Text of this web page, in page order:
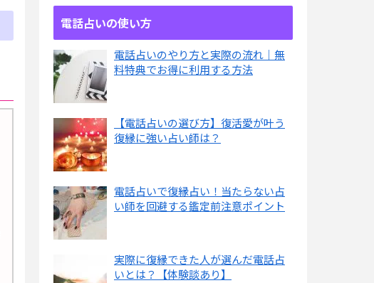
電話占いの使い方
電話占いのやり方と実際の流れ｜無
料特典でお得に利用する方法
【電話占いの選び方】復活愛が叶う
復縁に強い占い師は？
電話占いで復縁占い！当たらない占
い師を回避する鑑定前注意ポイント
実際に復縁できた人が選んだ電話占
いとは？【体験談あり】